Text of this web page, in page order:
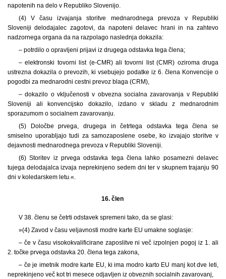
napotenih na delo v Republiko Slovenijo.
(4) V času izvajanja storitve mednarodnega prevoza v Republiki
Sloveniji delodajalec zagotovi, da napoteni delavec hrani in na zahtevo
nadzornega organa da na razpolago naslednja dokazila:
– potrdilo o opravljeni prijavi iz drugega odstavka tega člena;
– elektronski tovorni list (e-CMR) ali tovorni list (CMR) oziroma druga
ustrezna dokazila o prevozih, ki vsebujejo podatke iz 6. člena Konvencije o
pogodbi za mednarodni cestni prevoz blaga (CRM),
– dokazilo o vključenosti v obvezna socialna zavarovanja v Republiki
Sloveniji ali konvencijsko dokazilo, izdano v skladu z mednarodnim
sporazumom o socialnem zavarovanju.
(5) Določbe prvega, drugega in četrtega odstavka tega člena se
smiselno uporabljajo tudi za samozaposlene osebe, ko izvajajo storitve v
dejavnosti mednarodnega prevoza v Republiki Sloveniji.
(6) Storitev iz prvega odstavka tega člena lahko posamezni delavec
tujega delodajalca izvaja neprekinjeno sedem dni ter v skupnem trajanju 90
dni v koledarskem letu.«.
16. člen
V 38. členu se četrti odstavek spremeni tako, da se glasi:
»(4) Zavod v času veljavnosti modre karte EU umakne soglasje:
– če v času visokokvalificirane zaposlitve ni več izpolnjen pogoj iz 1. ali
2. točke prvega odstavka 20. člena tega zakona,
– če je imetnik modre karte EU, ki ima modro karto EU manj kot dve leti,
neprekinjeno več kot tri mesece odjavljen iz obveznih socialnih zavarovanj,